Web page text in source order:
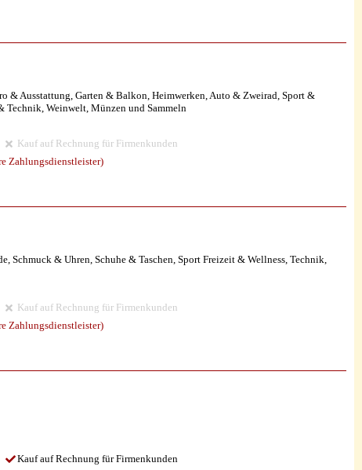
& Ausstattung, Garten & Balkon, Heimwerken, Auto & Zweirad, Sport &
Weinwelt, Münzen und Sammeln
Kauf auf Rechnung für Firmenkunden
Zahlungsdienstleister)
Schmuck & Uhren, Schuhe & Taschen, Sport Freizeit & Wellness, Technik,
Kauf auf Rechnung für Firmenkunden
Zahlungsdienstleister)
Kauf auf Rechnung für Firmenkunden